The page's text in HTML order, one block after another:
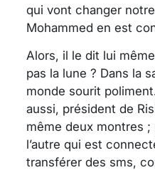
qui vont changer
Mohammed en est
Alors, il le dit lui
pas la lune ? Dans la
monde sourit
aussi, président de
même deux montres ;
l’autre qui est
transférer des sms,